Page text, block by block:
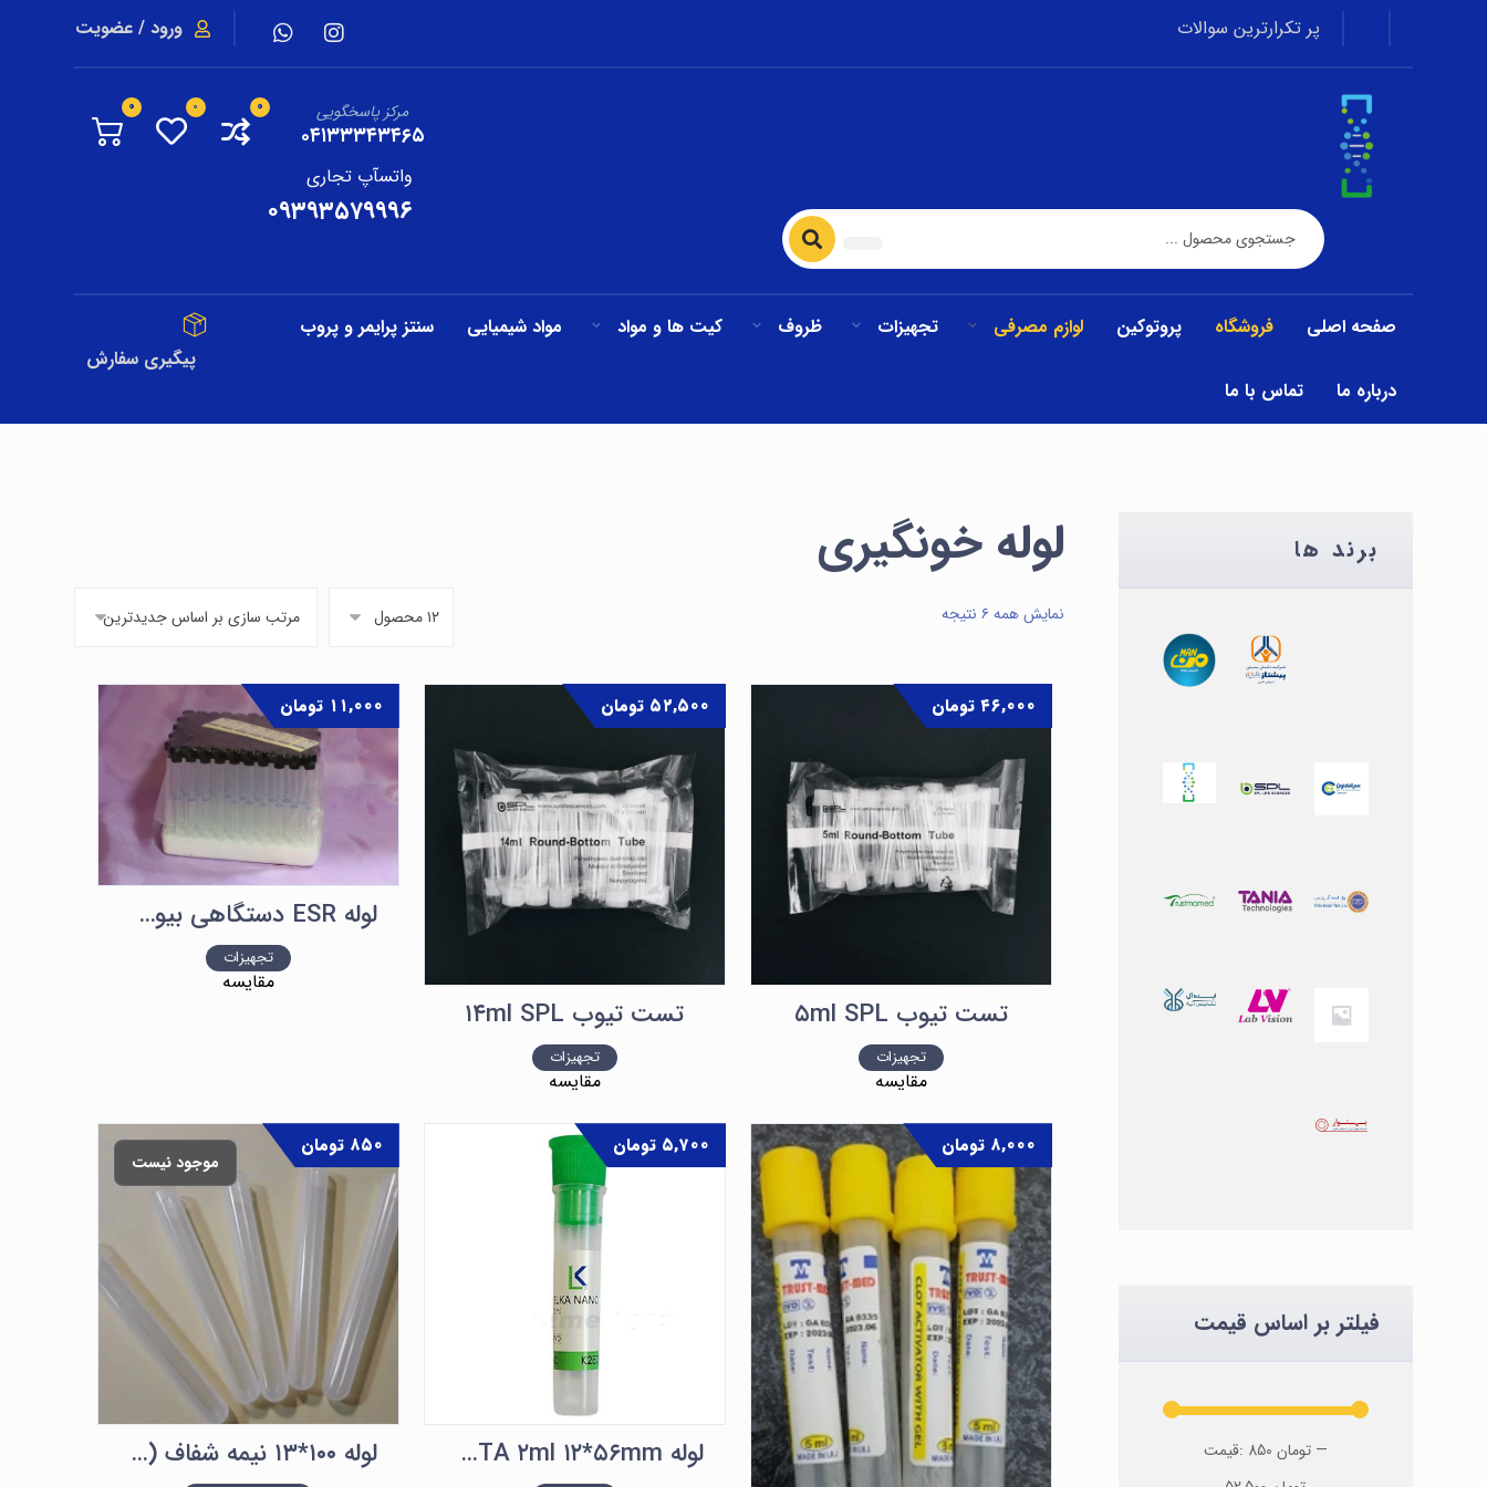
پر تکرارترین سوالات ورود / عضویت
مرکز پاسخگویی
۰۴۱۳۳۳۴۳۴۶۵
واتسآپ تجاری
۰۹۳۹۳۵۷۹۹۹۶
صفحه اصلی فروشگاه پروتوکین لوازم مصرفی تجهیزات ظروف کیت ها و مواد مواد شیمیایی سنتز پرایمر و پروب
درباره ما تماس با ما
پیگیری سفارش
لوله خونگیری
نمایش همه ۶ نتیجه
تست تیوب ۵ml SPL
تجهیزات
۴۶,۰۰۰ تومان
مقایسه
تست تیوب ۱۴ml SPL
تجهیزات
۵۲,۵۰۰ تومان
مقایسه
لوله ESR دستگاهی بیوک (سایز ۱.۲۸ml)
تجهیزات
۱۱,۰۰۰ تومان
مقایسه
۸,۰۰۰ تومان
لوله CBC K۲ EDTA ۲ml ۱۲*۵۶mm الکا نانو مدل غیر وکیوم
۵,۷۰۰ تومان
لوله ۱۰۰*۱۳ نیمه شفاف (مات)
۸۵۰ تومان
موجود نیست
برند ها
فیلتر بر اساس قیمت
قیمت: 850 تومان—